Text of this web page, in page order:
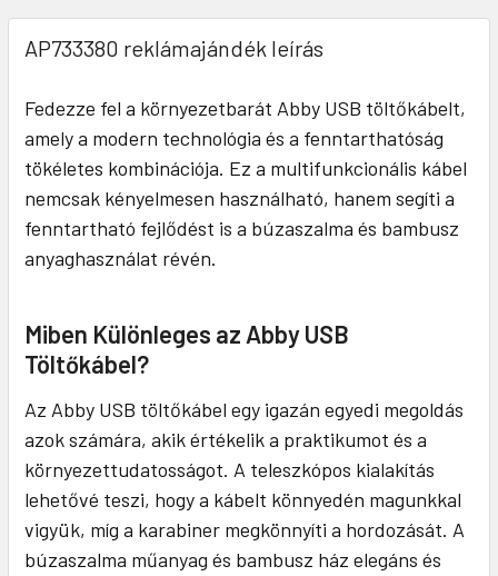
AP733380 reklámajándék leírás
Fedezze fel a környezetbarát Abby USB töltőkábelt,
amely a modern technológia és a fenntarthatóság
tökéletes kombinációja. Ez a multifunkcionális kábel
nemcsak kényelmesen használható, hanem segíti a
fenntartható fejlődést is a búzaszalma és bambusz
anyaghasználat révén.
Miben Különleges az Abby USB
Töltőkábel?
Az Abby USB töltőkábel egy igazán egyedi megoldás
azok számára, akik értékelik a praktikumot és a
környezettudatosságot. A teleszkópos kialakítás
lehetővé teszi, hogy a kábelt könnyedén magunkkal
vigyük, míg a karabiner megkönnyíti a hordozását. A
búzaszalma műanyag és bambusz ház elegáns és